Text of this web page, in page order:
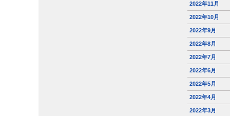
2022年11月
2022年10月
2022年9月
2022年8月
2022年7月
2022年6月
2022年5月
2022年4月
2022年3月